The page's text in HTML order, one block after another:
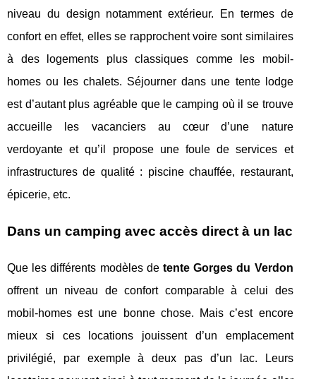
niveau du design notamment extérieur. En termes de
confort en effet, elles se rapprochent voire sont similaires
à des logements plus classiques comme les mobil-
homes ou les chalets. Séjourner dans une tente lodge
est d’autant plus agréable que le camping où il se trouve
accueille les vacanciers au cœur d’une nature
verdoyante et qu’il propose une foule de services et
infrastructures de qualité : piscine chauffée, restaurant,
épicerie, etc.
Dans un camping avec accès direct à un lac
Que les différents modèles de tente Gorges du Verdon
offrent un niveau de confort comparable à celui des
mobil-homes est une bonne chose. Mais c’est encore
mieux si ces locations jouissent d’un emplacement
privilégié, par exemple à deux pas d’un lac. Leurs